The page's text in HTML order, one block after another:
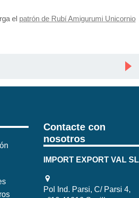
el patrón de Rubí Amigurumi Unicornio
Contacte con
nosotros
IMPORT EXPORT VAL SL
Pol Ind. Parsi, C/ Parsi 4,